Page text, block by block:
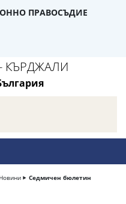
ПРАВОСЪДИЕ
КЪРДЖАЛИ
Новини Седмичен бюлетин